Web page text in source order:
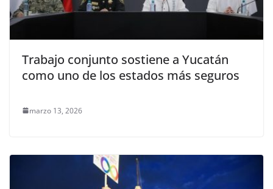
Trabajo conjunto sostiene a Yucatán
como uno de los estados más seguros
marzo 13, 2026